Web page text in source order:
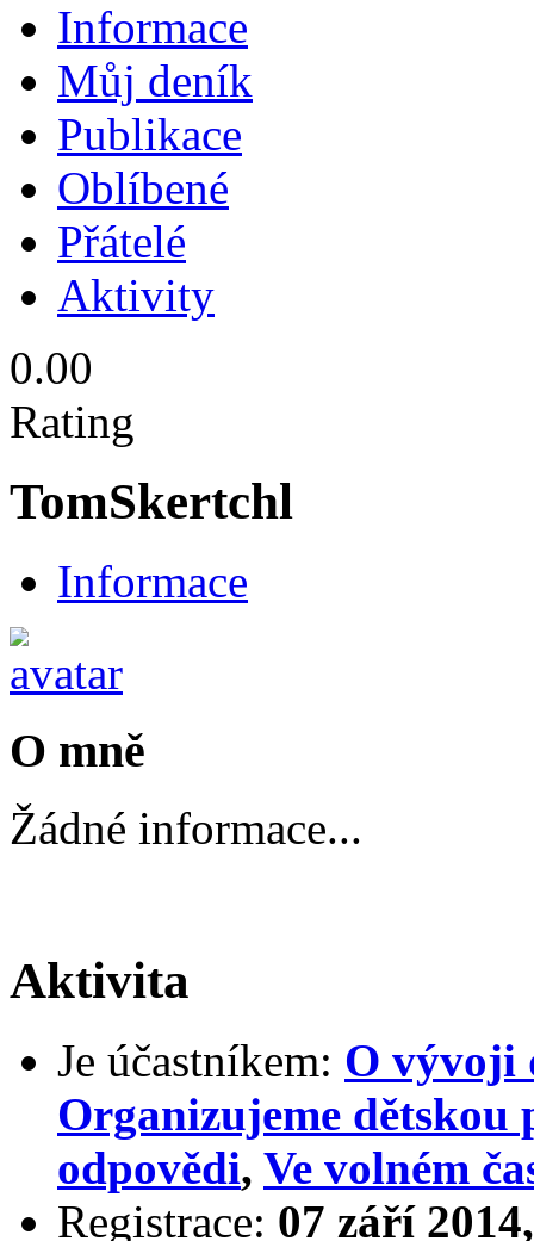
Informace
Můj deník
Publikace
Oblíbené
Přátelé
Aktivity
0.00
Rating
TomSkertchl
Informace
O mně
Žádné informace...
Aktivita
Je účastníkem: O vývoji
Organizujeme dětskou
odpovědi, Ve volném
Registrace: 07 září